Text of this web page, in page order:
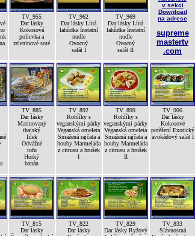
TV_955
Dar lásky
Kokosová
polievka a
zeleninové soté
TV_962
Dar lásky Líná
lahůdka Instatní
nudle
Ovocný
salát I
TV_969
Dar lásky Líná
lahůdka Instatní
nudle
Ovocný
salát II
v sekci
Download
na adrese
supreme
mastertv
.com
TV_885
Dar lásky
Marinovaný
thajský
lilek
Odvážné
tofu
Horký
banán
TV_892
Rohlíky s
veganskými párky
Veganská omeleta
Smažená rajčata a
houby Marmeláda
z citrusu a hrušek
I
TV_899
Rohlíky s
veganskými párky
Veganská omeleta
Smažená rajčata a
houby Marmeláda
z citrusu a hrušek
II
TV_906
Dar lásky
Kokosové
potěšení Exotický
avokádový salát I
TV_815
Dar lásky
TV_822
Dar lásky
TV_829
Dar lásky Ryžový
TV_833
Slávnostná